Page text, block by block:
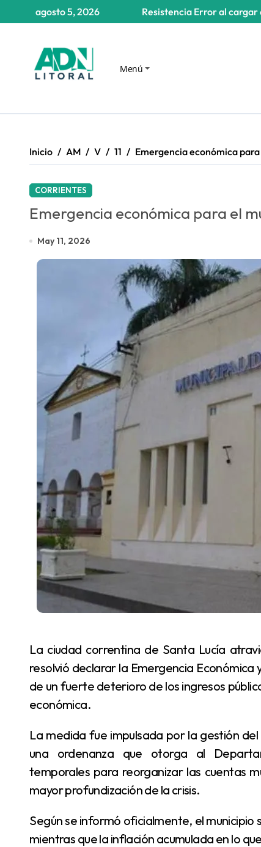
Resistencia Error al cargar
agosto 5, 2026
Menú
Inicio AM V 11 Emergencia económica
CORRIENTES
Emergencia económica para el
May 11, 2026
La ciudad correntina de Santa Lucía atraviesa una delicada situación financiera y el municipio
resolvió declarar la Emergencia Económica
de un fuerte deterioro de los ingresos
económica.
La medida fue impulsada por la gestión del intendente Norberto Villordo y aprobada mediante
una ordenanza que otorga al
temporales para reorganizar las cuentas
mayor profundización de la crisis.
Según se informó oficialmente, el municipio sufrió una caída cercana al 22% en los ingresos reales,
mientras que la inflación acumulada en lo